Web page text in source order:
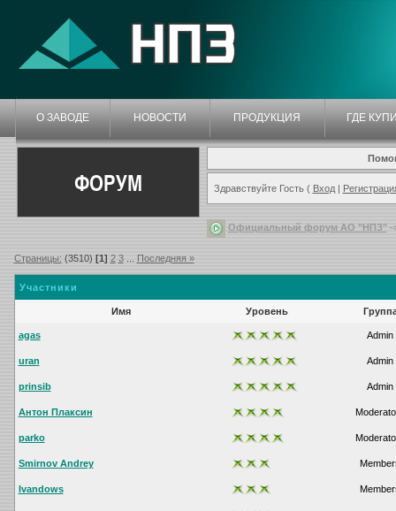
О ЗАВОДЕ НОВОСТИ ПРОДУКЦИЯ ГДЕ
ФОРУМ Здравствуйте Гость ( Вход|
Официальный форум АО "НПЗ"-
Страницы: (3510) [1] 2 3... Последняя »
Участники
Имя Уровень
agas Admin
uran Admin
prinsib Admin
Антон Плаксин
parko
Smirnov Andrey
Ivandows